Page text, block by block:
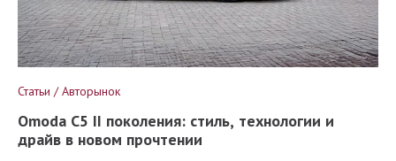
Статьи / Авторынок
Omoda C5 II поколения: стиль, технологии и
драйв в новом прочтении